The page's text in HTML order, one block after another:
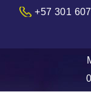
+57 301